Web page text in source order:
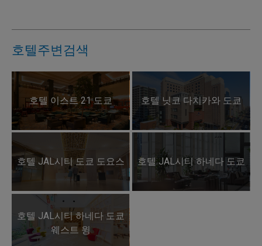
호텔주변검색
호텔 이스트 21 도쿄 호텔 닛코 다치카와 도쿄
호텔 JAL시티 도쿄 도요스 호텔 JAL시티 하네다 도쿄
호텔 JAL시티 하네다 도쿄
웨스트 윙